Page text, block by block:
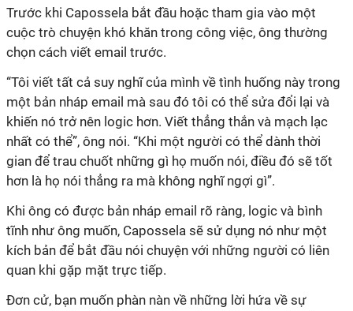
Trước khi Capossela bắt đầu hoặc tham gia vào một
cuộc trò chuyện khó khăn trong công việc, ông thường
chọn cách viết email trước.
“Tôi viết tất cả suy nghĩ của mình về tình huống này trong
một bản nháp email mà sau đó tôi có thể sửa đổi lại và
khiến nó trở nên logic hơn. Viết thẳng thắn và mạch lạc
nhất có thể”, ông nói. “Khi một người có thể dành thời
gian để trau chuốt những gì họ muốn nói, điều đó sẽ tốt
hơn là họ nói thẳng ra mà không nghĩ ngợi gì”.
Khi ông có được bản nháp email rõ ràng, logic và bình
tĩnh như ông muốn, Capossela sẽ sử dụng nó như một
kích bản để bắt đầu nói chuyện với những người có liên
quan khi gặp mặt trực tiếp.
Đơn cử, bạn muốn phàn nàn về những lời hứa về sự